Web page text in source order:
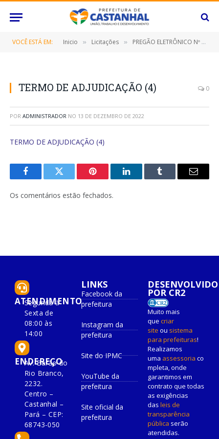
VOCÊ ESTÁ EM: Inicio » Licitações » PREGÃO ELETRÔNICO Nº 087/2022-SRP (CONTRATAÇÃO DE EMPRESA ESPECIALIZADA PARA FORNECIMENTO DE TELAS SOLDADAS NERVURADAS)
TERMO DE ADJUDICAÇÃO (4) 0
POR ADMINISTRADOR NO 13 DE DEZEMBRO DE 2022
TERMO DE ADJUDICAÇÃO (4)
FacebookTwitter Pinterest O
Tumblr
E-
Os comentários estão fechados.
ATENDIMENTO
Segunda à
Sexta de
08:00 às
14:00
ENDEREÇO
Av. Barão do
Rio Branco,
2232.
Centro –
Castanhal –
Pará – CEP:
68743-050
LINKS
Facebook da
prefeitura
Instagram da
prefeitura
Site do IPMC
YouTube da
prefeitura
Site oficial da
prefeitura
DESENVOLVIDO
POR CR2
Muito mais
que criar
site ou sistema
para prefeituras!
Realizamos
uma assessoria co
mpleta, onde
garantimos em
contrato que todas
as exigências
das leis de
transparência
pública serão
atendidas.